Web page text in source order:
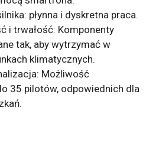
płynna i dyskretna praca.
i trwałość: Komponenty
tak, aby wytrzymać w
klimatycznych.
Możliwość
35 pilotów, odpowiednich dla